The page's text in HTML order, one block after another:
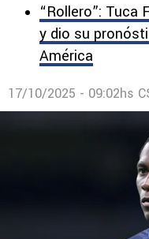
“Rollero”: Tuca
y dio su
América
17/10/2025 - 09:02hs